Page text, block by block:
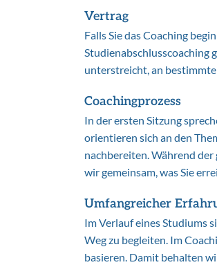
Vertrag
Falls Sie das Coaching
Studienabschlusscoaching
unterstreicht, an
Coachingprozess
In der ersten Sitzung
orientieren sich an den
nachbereiten. Während
wir gemeinsam, was Sie
Umfangreicher
Im Verlauf eines Studiums
Weg zu begleiten. Im
basieren. Damit behalten